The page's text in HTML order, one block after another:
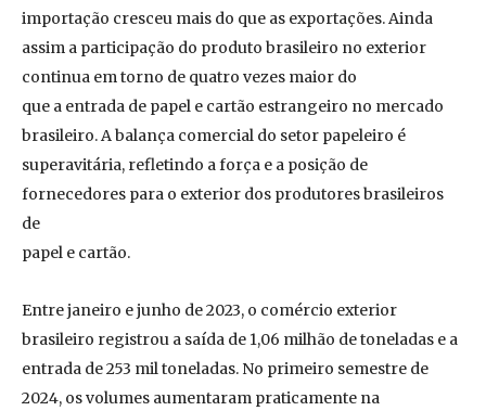
importação cresceu mais do que as exportações. Ainda
assim a participação do produto brasileiro no exterior
continua em torno de quatro vezes maior do
que a entrada de papel e cartão estrangeiro no mercado
brasileiro. A balança comercial do setor papeleiro é
superavitária, refletindo a força e a posição de
fornecedores para o exterior dos produtores brasileiros
de
papel e cartão.
Entre janeiro e junho de 2023, o comércio exterior
brasileiro registrou a saída de 1,06 milhão de toneladas e a
entrada de 253 mil toneladas. No primeiro semestre de
2024, os volumes aumentaram praticamente na